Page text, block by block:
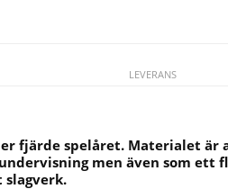
LEVERANS
fjärde spelåret. Materialet är
men även som